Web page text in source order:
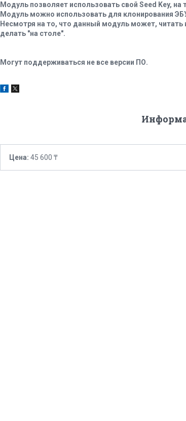
Модуль позволяет использовать свой Seed Key,
Модуль можно использовать для клонирования
Несмотря на то, что данный модуль может, читать
делать "на столе".
Могут поддерживаться не все версии ПО.
Цена: 45 600 ₸